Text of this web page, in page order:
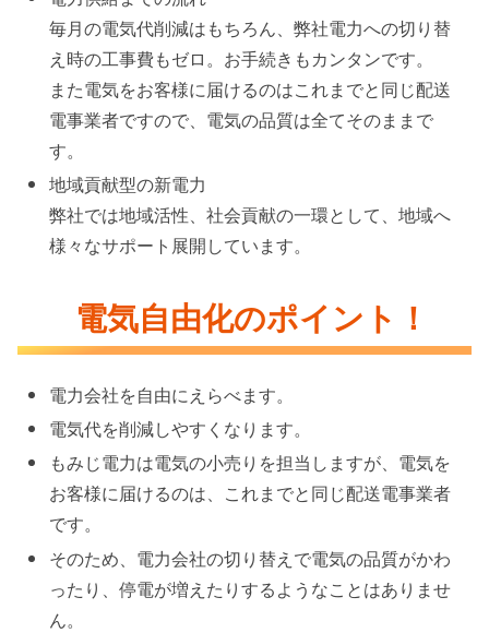
毎月の電気代削減はもちろん、弊社電力への切り替
え時の工事費もゼロ。お手続きもカンタンです。
また電気をお客様に届けるのはこれまでと同じ配送
電事業者ですので、電気の品質は全てそのままで
す。
地域貢献型の新電力
弊社では地域活性、社会貢献の一環として、地域へ
様々なサポート展開しています。
電気自由化のポイント！
電力会社を自由にえらべます。
電気代を削減しやすくなります。
もみじ電力は電気の小売りを担当しますが、電気を
お客様に届けるのは、これまでと同じ配送電事業者
です。
そのため、電力会社の切り替えで電気の品質がかわ
ったり、停電が増えたりするようなことはありませ
ん。